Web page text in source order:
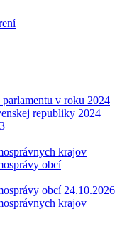
v roku 2024
republiky 2024
krajov
obcí
obcí 24.10.2026
krajov